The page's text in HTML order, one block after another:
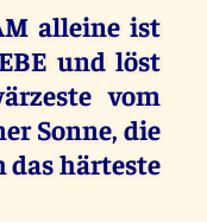
alleine ist
und löst
vom
Sonne, die
härteste